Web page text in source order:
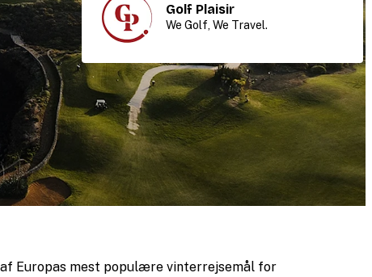
Golf Plaisir
We Golf, We Travel.
Europas mest populære vinterrejsemål for